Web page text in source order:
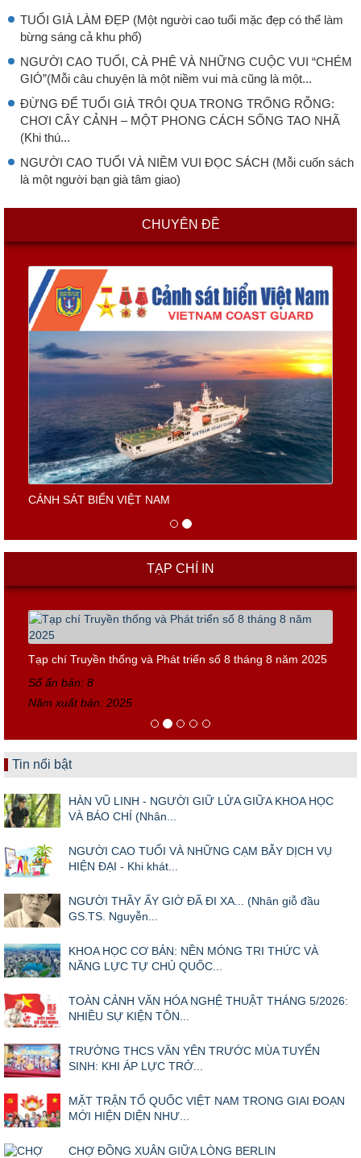
TUỔI GIÀ LÀM ĐẸP (Một người cao tuổi mặc đẹp có thể làm
bừng sáng cả khu phố)
NGƯỜI CAO TUỔI, CÀ PHÊ VÀ NHỮNG CUỘC VUI “CHÉM
GIÓ”(Mỗi câu chuyện là một niềm vui mà cũng là một...
ĐỪNG ĐỂ TUỔI GIÀ TRÔI QUA TRONG TRỐNG RỖNG:
CHƠI CÂY CẢNH – MỘT PHONG CÁCH SỐNG TAO NHÃ
(Khi thú...
NGƯỜI CAO TUỔI VÀ NIỀM VUI ĐỌC SÁCH (Mỗi cuốn sách
là một người bạn già tâm giao)
CHUYÊN ĐỀ
CẢNH SÁT BIỂN VIỆT NAM
TẠP CHÍ IN
Tạp chí Truyền thống và Phát triển số 8 tháng 8 năm 2025
Số ấn bản: 8
Năm xuất bản: 2025
Tin nổi bật
HÀN VŨ LINH - NGƯỜI GIỮ LỬA GIỮA KHOA HỌC
VÀ BÁO CHÍ (Nhân...
NGƯỜI CAO TUỔI VÀ NHỮNG CẠM BẪY DỊCH VỤ
HIỆN ĐẠI - Khi khát...
NGƯỜI THẦY ẤY GIỜ ĐÃ ĐI XA... (Nhân giỗ đầu
GS.TS. Nguyễn...
KHOA HỌC CƠ BẢN: NỀN MÓNG TRI THỨC VÀ
NĂNG LỰC TỰ CHỦ QUỐC...
TOÀN CẢNH VĂN HÓA NGHỆ THUẬT THÁNG 5/2026:
NHIỀU SỰ KIỆN TÔN...
TRƯỜNG THCS VĂN YÊN TRƯỚC MÙA TUYỂN
SINH: KHI ÁP LỰC TRỞ...
MẶT TRẬN TỔ QUỐC VIỆT NAM TRONG GIAI ĐOẠN
MỚI HIỆN DIỆN NHƯ...
CHỢ ĐỒNG XUÂN GIỮA LÒNG BERLIN